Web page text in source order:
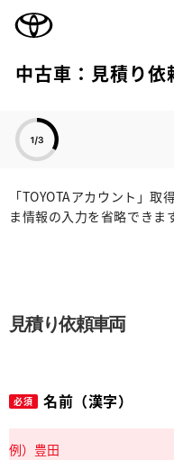
中古車：見積り依
「TOYOTAアカウント」
ま情報の入力を省略できます
見積り依頼車両
必須 名前（漢字）